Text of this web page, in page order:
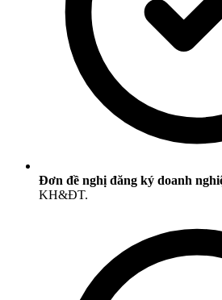
Đơn đề nghị đăng ký doanh
KH&ĐT.